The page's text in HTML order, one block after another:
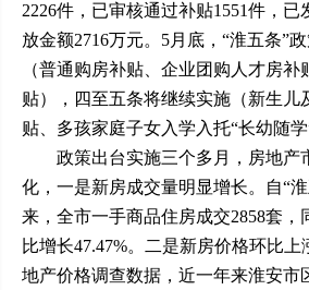
2226件，已审核通过补贴1551件，已
放金额2716万元。5月底，“淮五条”
（普通购房补贴、企业团购人才房
贴），四至五条将继续实施（新生儿
贴、多孩家庭子女入学入托“长幼随学
政策出台实施三个多月，房地产
化，一是新房成交量明显增长。自“
来，全市一手商品住房成交2858套，
比增长47.47%。二是新房价格环比
地产价格调查数据，近一年来淮安市